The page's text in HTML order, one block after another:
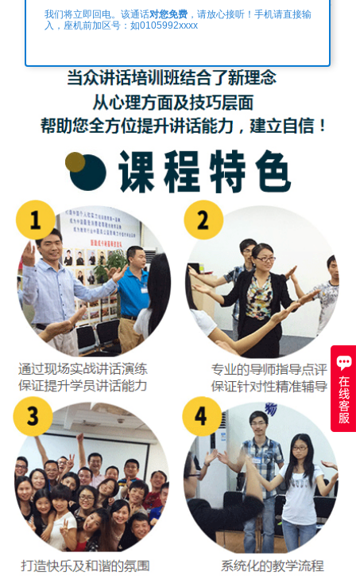
我们将立即回电。该通话对您免费，请放心接听！手机请直接输
入，座机前加区号：如0105992xxxx